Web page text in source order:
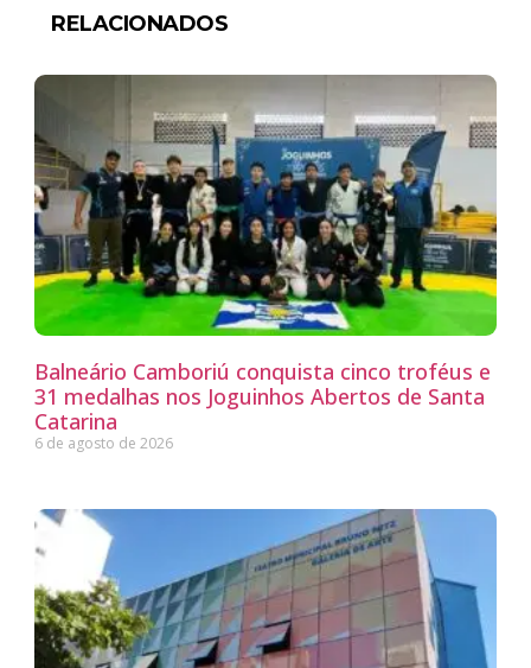
RELACIONADOS
Balneário Camboriú conquista cinco troféus e
31 medalhas nos Joguinhos Abertos de Santa
Catarina
6 de agosto de 2026